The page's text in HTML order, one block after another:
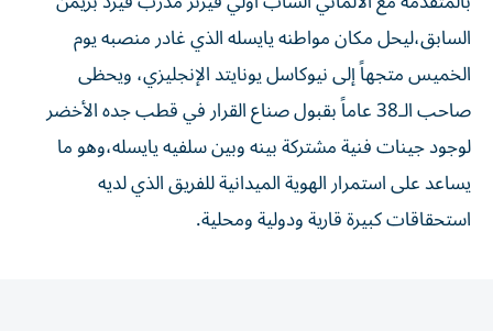
السابق،ليحل مكان مواطنه يايسله الذي غادر منصبه يوم
الخميس متجهاً إلى نيوكاسل يونايتد الإنجليزي، ويحظى
صاحب الـ38 عاماً بقبول صناع القرار في قطب جده الأخضر
لوجود جينات فنية مشتركة بينه وبين سلفيه يايسله،وهو ما
يساعد على استمرار الهوية الميدانية للفريق الذي لديه
استحقاقات كبيرة قارية ودولية ومحلية.